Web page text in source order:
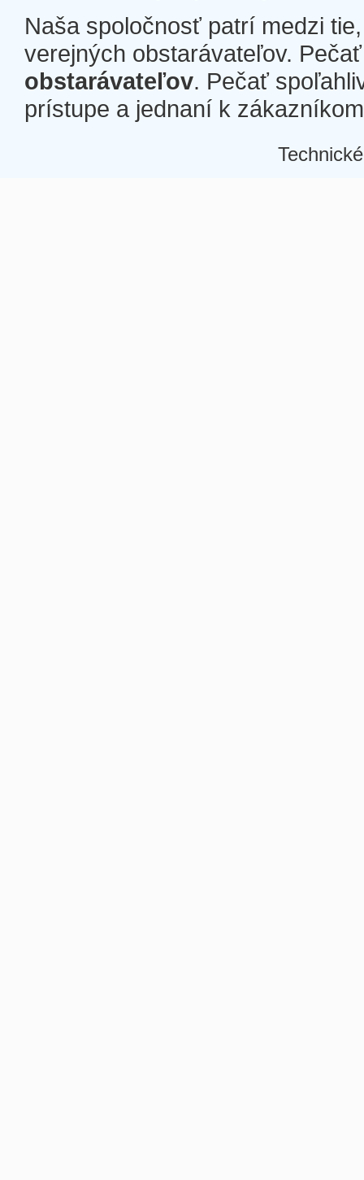
Naša spoločnosť patrí medzi
verejných obstarávateľov.
obstarávateľov. Pečať
prístupe a jednaní k